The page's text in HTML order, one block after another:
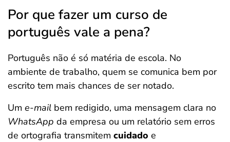
Por que fazer um curso de
português vale a pena?
Português não é só matéria de escola. No
ambiente de trabalho, quem se comunica bem por
escrito tem mais chances de ser notado.
Um e-mail bem redigido, uma mensagem clara no
WhatsApp da empresa ou um relatório sem erros
de ortografia transmitem cuidado e